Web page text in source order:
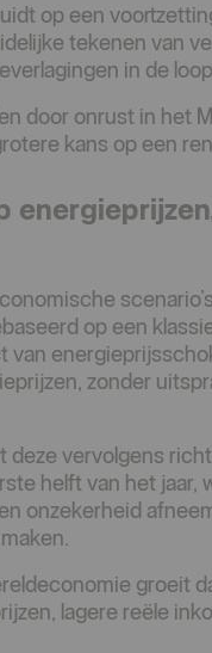
op een
tekenen van
in de
door onrust in het
kans op een
op een
van
zonder
vervolgens
helft van het jaar,
onzekerheid
groeit
lagere reële